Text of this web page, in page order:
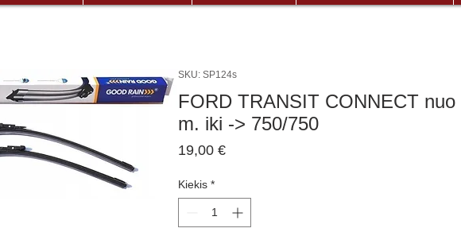
SKU: SP124s
FORD TRANSIT CONNECT nuo
m. iki -> 750/750
19,00 €Price
Kiekis *